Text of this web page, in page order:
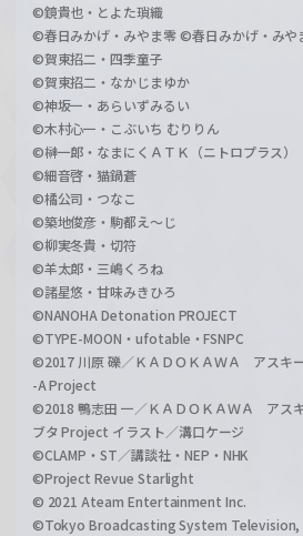
©鏡貴也・とよた瑣織
©春日みかげ・みやま零 ©春日みかげ・みや
©賀東招二・四季童子
©賀東招二・なかじまゆか
©神坂一・あらいずみるい
©木村心一・こぶいち むりりん
©榊一郎・なまにくＡＴＫ（ニトロプラス）
©細音啓・猫鍋蒼
©橘公司・つなこ
©築地俊彦・駒都え～じ
©柳実冬貴・切符
©羊太郎・三嶋くろね
©諸星悠・甘味みきひろ
©NANOHA Detonation PROJECT
©TYPE-MOON・ufotable・FSNPC
©2017 川原 礫／ＫＡＤＯＫＡＷＡ アスキ
-A Project
©2018 鴨志田 一／ＫＡＤＯＫＡＷＡ アス
ブタ Project イラスト／溝口ケージ
©CLAMP・ST／講談社・NEP・NHK
©Project Revue Starlight
© 2021 Ateam Entertainment Inc.
©Tokyo Broadcasting System Television,